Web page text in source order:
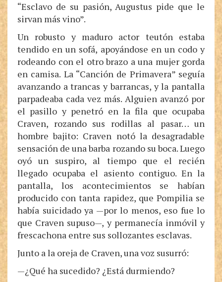
“Esclavo de su pasión, Augustus pide que le
sirvan más vino”.
Un robusto y maduro actor teutón estaba
tendido en un sofá, apoyándose en un codo y
rodeando con el otro brazo a una mujer gorda
en camisa. La “Canción de Primavera” seguía
avanzando a trancas y barrancas, y la pantalla
parpadeaba cada vez más. Alguien avanzó por
el pasillo y penetró en la fila que ocupaba
Craven, rozando sus rodillas al pasar… un
hombre bajito: Craven notó la desagradable
sensación de una barba rozando su boca. Luego
oyó un suspiro, al tiempo que el recién
llegado ocupaba el asiento contiguo. En la
pantalla, los acontecimientos se habían
producido con tanta rapidez, que Pompilia se
había suicidado ya —por lo menos, eso fue lo
que Craven supuso—, y permanecía inmóvil y
frescachona entre sus sollozantes esclavas.
Junto a la oreja de Craven, una voz susurró:
—¿Qué ha sucedido? ¿Está durmiendo?